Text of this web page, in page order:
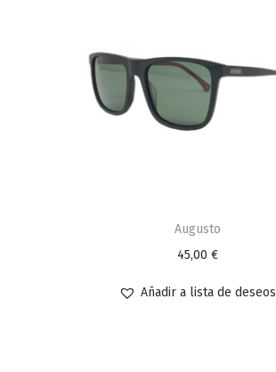
Augusto
45,00 €
Añadir a lista de deseos